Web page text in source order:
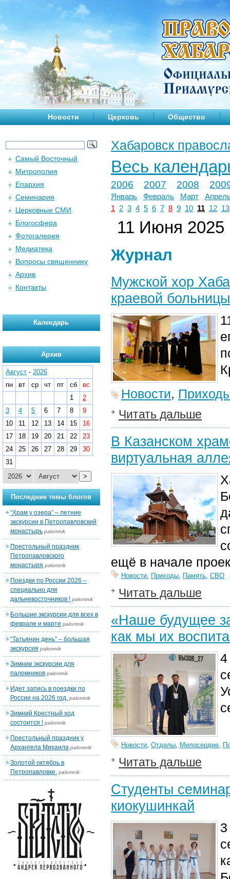
Новости Церковь Общество
Хабаровск
Весь
2006 2007 2008
Январь Февраль Март
1
2 3 4 5 6 7 8 9 10 11 12 13
11 Июня 2025
Журнал
Мужской хор
краевой
Новости,
Читать дальше
В Казанском
виртуальная
ещё в начале
Новости, Приходы, Память, СВО
Читать дальше
«Наше будущее
как мы их
4
Новости, Отделы, Милосердие,
Читать дальше
Студенты
киокушинкай
Самый Восточный
Митрополия
Епархия
Семинария
Церковные СМИ
Блогосфера
Фотогалерея
Медиатека
Вопросы священнику
Архив
Контакты
Календарь
Архив
Август - 2026
пн
вт ср чт пт сб
вс
1
2
3
4 5 6 7 8
9
10
11 12 13 14 15
16
17
18 19 20 21 22
23
24
25 26 27 28 29
30
31
>
Последние темы блогов
“Храм у озера” – летние
экскурсии в Петропавловский
монастырь palomnik
Престольный праздник
Петропавловского
монастыря palomnik
Поездки по России 2026 –
специально для
дальневосточников ! palomnik
Большие экскурсии для всех в
феврале и марте palomnik
“Татьянин день” – большая
экскурсия palomnik
Зимние экскурсии для
паломников palomnik
Идет запись в поездки по
России на 2026 год. palomnik
Зимний Крестный ход
состоится ! palomnik
Престольный праздник у
Архангела Михаила palomnik
Золотой октябрь в
Петропавловке. palomnik